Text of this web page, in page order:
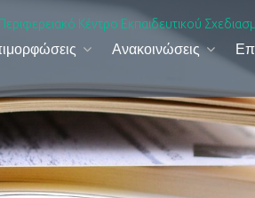
Κέντρο Εκπαιδευτικού
Ανακοινώσεις